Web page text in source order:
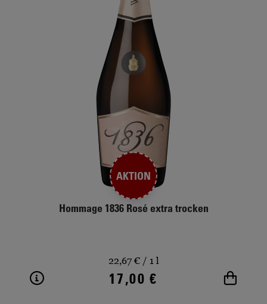
AKTION
Hommage 1836 Rosé extra trocken
Weitere Informationen
17,00 € In
22,67 €/ 1 l